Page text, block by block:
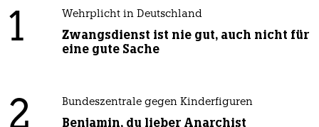
1 Wehrplicht in Deutschland
Zwangsdienst ist nie gut, auch nicht für
eine gute Sache
2 Bundeszentrale gegen Kinderfiguren
Benjamin, du lieber Anarchist